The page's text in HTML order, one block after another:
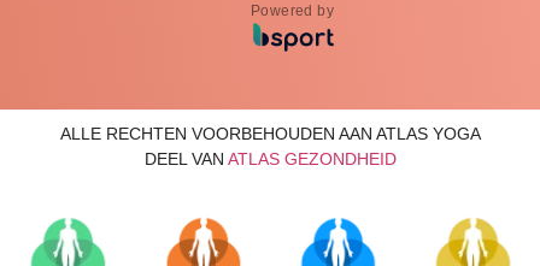
Powered by
ALLE RECHTEN VOORBEHOUDEN AAN ATLAS YOGA
DEEL VAN ATLAS GEZONDHEID